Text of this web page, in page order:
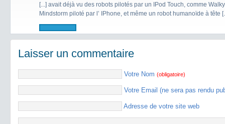
[...] avait déjà vu des robots pilotés par un IPod Touch, comme
Mindstorm piloté par l’ IPhone, et même un robot humanoïde à tête
Laisser un commentaire
Votre Nom (obligatoire)
Votre Email (ne sera pas rendu
Adresse de votre site web